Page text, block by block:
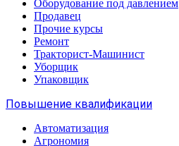
Оборудование под давлением
Продавец
Прочие курсы
Ремонт
Тракторист-Машинист
Уборщик
Упаковщик
Повышение квалификации
Автоматизация
Агрономия